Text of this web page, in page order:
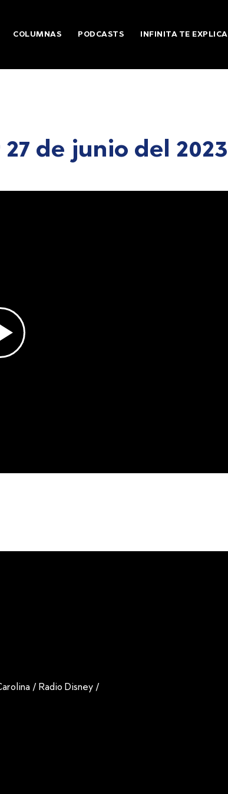
COLUMNAS PODCASTS INFINITA TE EXPLICA
de junio del 2023
/ Radio Disney /